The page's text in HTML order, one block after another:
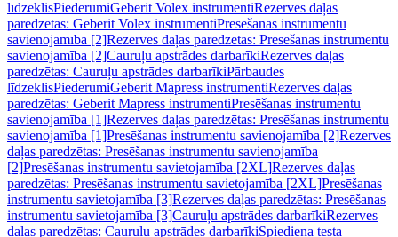
līdzeklisPiederumiGeberit Volex instrumentiRezerves daļas
paredzētas: Geberit Volex instrumentiPresēšanas instrumentu
savienojamība [2]Rezerves daļas paredzētas: Presēšanas instrumentu
savienojamība [2]Cauruļu apstrādes darbarīkiRezerves daļas
paredzētas: Cauruļu apstrādes darbarīkiPārbaudes
līdzeklisPiederumiGeberit Mapress instrumentiRezerves daļas
paredzētas: Geberit Mapress instrumentiPresēšanas instrumentu
savienojamība [1]Rezerves daļas paredzētas: Presēšanas instrumentu
savienojamība [1]Presēšanas instrumentu savienojamība [2]Rezerves
daļas paredzētas: Presēšanas instrumentu savienojamība
[2]Presēšanas instrumentu savietojamība [2XL]Rezerves daļas
paredzētas: Presēšanas instrumentu savietojamība [2XL]Presēšanas
instrumentu savietojamība [3]Rezerves daļas paredzētas: Presēšanas
instrumentu savietojamība [3]Cauruļu apstrādes darbarīkiRezerves
daļas paredzētas: Cauruļu apstrādes darbarīkiSpiediena testa